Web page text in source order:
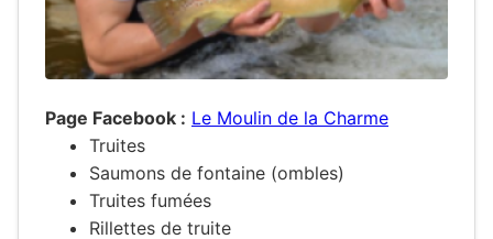
Page Facebook : Le Moulin de la Charme
Truites
Saumons de fontaine (ombles)
Truites fumées
Rillettes de truite